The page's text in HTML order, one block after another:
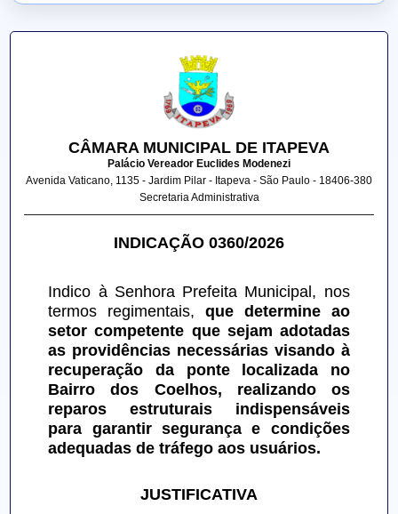
CÂMARA MUNICIPAL DE ITAPEVA
Palácio Vereador Euclides Modenezi
Avenida Vaticano, 1135 - Jardim Pilar - Itapeva - São Paulo - 18406-380
Secretaria Administrativa
INDICAÇÃO 0360/2026
Indico à Senhora Prefeita Municipal, nos
termos regimentais, que determine ao
setor competente que sejam adotadas
as providências necessárias visando à
recuperação da ponte localizada no
Bairro dos Coelhos, realizando os
reparos estruturais indispensáveis
para garantir segurança e condições
adequadas de tráfego aos usuários.
JUSTIFICATIVA